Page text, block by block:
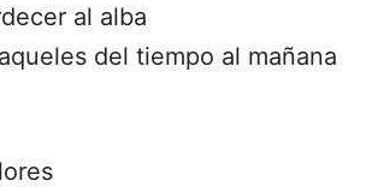
al alba
del tiempo al mañana